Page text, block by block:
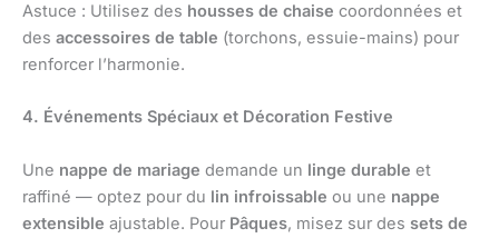
Astuce : Utilisez des housses de chaise coordonnées et
des accessoires de table (torchons, essuie-mains) pour
renforcer l’harmonie.
4. Événements Spéciaux et Décoration Festive
Une nappe de mariage demande un linge durable et
raffiné — optez pour du lin infroissable ou une nappe
extensible ajustable. Pour Pâques, misez sur des sets de